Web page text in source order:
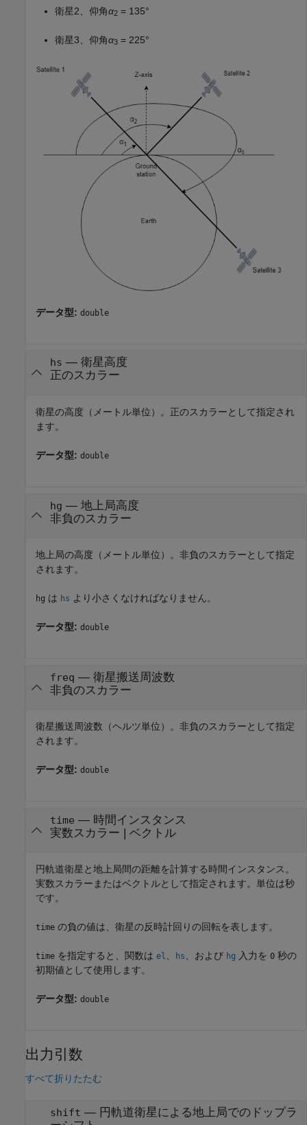
衛星2、仰角α2 = 135°
衛星3、仰角α3 = 225°
データ型: double
hs — 衛星高度
正のスカラー
衛星の高度（メートル単位）。正のスカラーとして指定され
ます。
データ型: double
hg — 地上局高度
非負のスカラー
地上局の高度（メートル単位）。非負のスカラーとして指定
されます。
hg は hs より小さくなければなりません。
データ型: double
freq — 衛星搬送周波数
非負のスカラー
衛星搬送周波数（ヘルツ単位）。非負のスカラーとして指定
されます。
データ型: double
time — 時間インスタンス
実数スカラー | ベクトル
円軌道衛星と地上局間の距離を計算する時間インスタンス。
実数スカラーまたはベクトルとして指定されます。単位は秒
です。
time の負の値は、衛星の反時計回りの回転を表します。
time を指定すると、関数は el hs 、および hg 入力を 0 秒の
初期値として使用します。
データ型: double
出力引数
すべて折りたたむ
shift — 円軌道衛星による地上局でのドップラ